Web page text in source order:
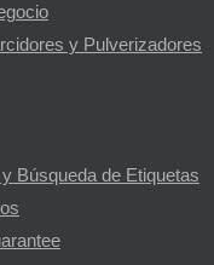
y Pulverizadores
Búsqueda de Etiquetas